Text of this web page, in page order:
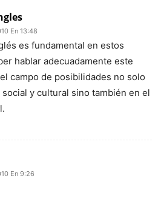
En 13:48
es fundamental en estos
hablar adecuadamente este
campo de posibilidades no solo
y cultural sino también en el
En 9:26